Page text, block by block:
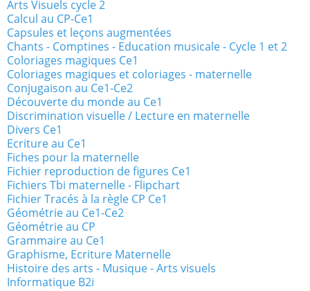
Arts Visuels cycle 2
Calcul au CP-Ce1
Capsules et leçons augmentées
Chants - Comptines - Education musicale - Cycle 1 et 2
Coloriages magiques Ce1
Coloriages magiques et coloriages - maternelle
Conjugaison au Ce1-Ce2
Découverte du monde au Ce1
Discrimination visuelle / Lecture en maternelle
Divers Ce1
Ecriture au Ce1
Fiches pour la maternelle
Fichier reproduction de figures Ce1
Fichiers Tbi maternelle - Flipchart
Fichier Tracés à la règle CP Ce1
Géométrie au Ce1-Ce2
Géométrie au CP
Grammaire au Ce1
Graphisme, Ecriture Maternelle
Histoire des arts - Musique - Arts visuels
Informatique B2i